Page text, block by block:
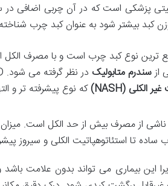
پزشکی است که در آن چربی اضافی در
ازسندرم متابولیک در نظر گرفته می شود. NAFLD خود طیفی از بیماری ها را در بر می گیرد از
غیر الکلی(NASH)
این بیماری می تواند بدون علامت